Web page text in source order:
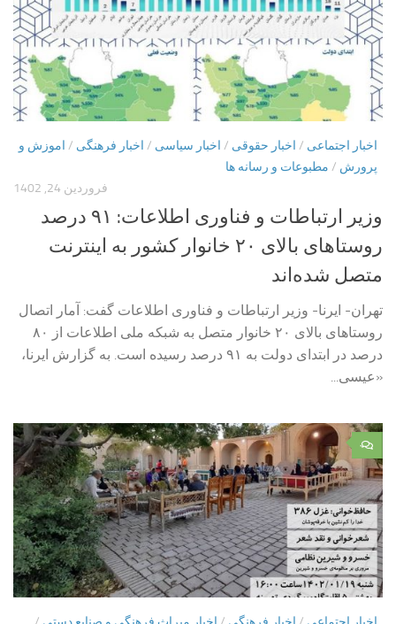
اخبار اجتماعی / اخبار حقوقی / اخبار سیاسی / اخبار فرهنگی / اموزش و
پرورش / مطبوعات و رسانه ها
فروردین 24, 1402
وزیر ارتباطات و فناوری اطلاعات: ۹۱ درصد
روستاهای بالای ۲۰ خانوار کشور به اینترنت
متصل شده‌اند
تهران- ایرنا- وزیر ارتباطات و فناوری اطلاعات گفت: آمار اتصال
روستاهای بالای ۲۰ خانوار متصل به شبکه ملی اطلاعات از ۸۰
درصد در ابتدای دولت به ۹۱ درصد رسیده است. به گزارش ایرنا،
«عیسی...
۰